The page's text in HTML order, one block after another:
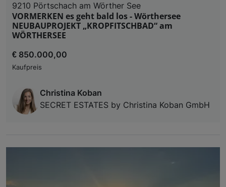
9210 Pörtschach am Wörther See
VORMERKEN es geht bald los - Wörthersee
NEUBAUPROJEKT „KROPFITSCHBAD“ am
WÖRTHERSEE
€ 850.000,00
Kaufpreis
Christina Koban
SECRET ESTATES by Christina Koban GmbH